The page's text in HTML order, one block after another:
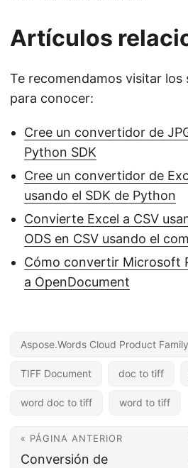
Artículos
Te recomendamos visitar
para conocer:
Cree un convertidor de
Python SDK
Cree un convertidor de
usando el SDK de Python
Convierte Excel a CSV
ODS en CSV usando el
Cómo convertir Microsoft
a OpenDocument
Aspose.Words Cloud Product Family
TIFF Document doc to tiff
word doc to tiff word to tiff
« PÁGINA ANTERIOR
Conversión de